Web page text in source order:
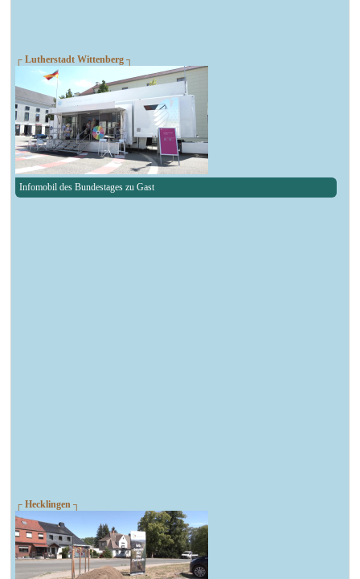
┌ Lutherstadt Wittenberg ┐
Infomobil des Bundestages zu Gast
┌ Hecklingen ┐